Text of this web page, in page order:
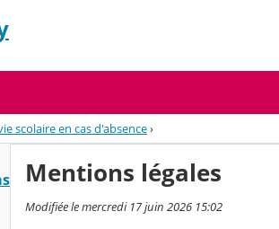
scolaire en cas d'absence›
Mentions légales
Modifiée le mercredi 17 juin 2026 15:02